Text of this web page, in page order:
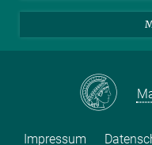
Bewerbende
Schüler*innen und
Instagram
LinkedIn
Facebook
Impressum